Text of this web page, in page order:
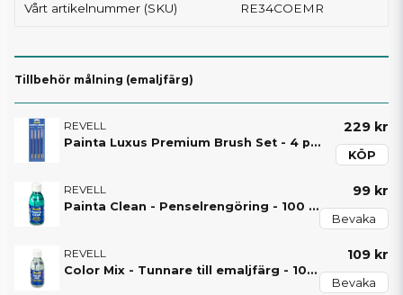
Vårt artikelnummer (SKU) RE34COEMR
Tillbehör målning (emaljfärg)
REVELL
Painta Luxus Premium Brush Set - 4 penslar - 39629 - Revell
229 kr
KÖP
REVELL
Painta Clean - Penselrengöring - 100 ml - 39614 - Revell
99 kr
Bevaka
REVELL
Color Mix - Tunnare till emaljfärg - 100 ml - 39612 - Revell
109 kr
Bevaka